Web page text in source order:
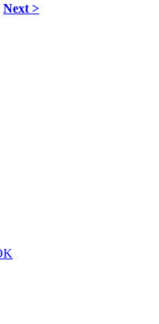
Next >